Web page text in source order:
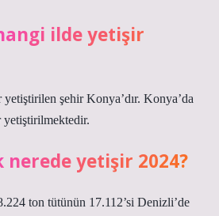
ilde yetişir
yetiştirilen şehir Konya’dır. Konya’da
yetiştirilmektedir.
nerede yetişir 2024?
ton tütünün 17.112’si Denizli’de